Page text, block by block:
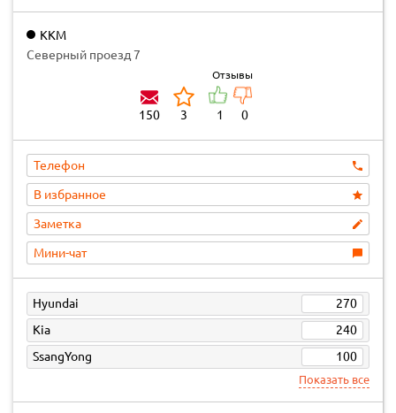
KKM
Северный проезд 7
150 3
Отзывы
1 0
Телефон
В избранное
Заметка
Мини-чат
Hyundai
270
Kia
240
SsangYong
100
Показать все